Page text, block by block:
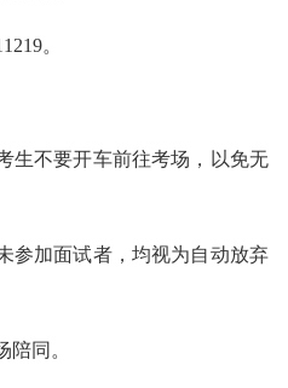
。
生不要开车前往考场，以免无
参加面试者，均视为自动放弃
陪同。